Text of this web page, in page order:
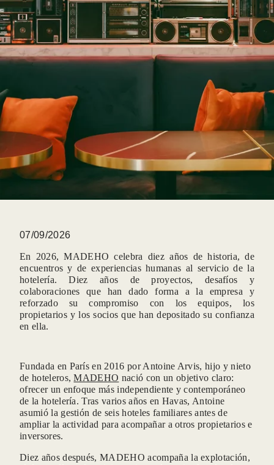
07/09/2026
En 2026, MADEHO celebra diez años de historia, de
encuentros y de experiencias humanas al servicio de la
hotelería. Diez años de proyectos, desafíos y
colaboraciones que han dado forma a la empresa y
reforzado su compromiso con los equipos, los
propietarios y los socios que han depositado su confianza
en ella.
Fundada en París en 2016 por Antoine Arvis, hijo y nieto
de hoteleros,MADEHO nació con un objetivo claro:
ofrecer un enfoque más independiente y contemporáneo
de la hotelería. Tras varios años en Havas, Antoine
asumió la gestión de seis hoteles familiares antes de
ampliar la actividad para acompañar a otros propietarios e
inversores.
Diez años después, MADEHO acompaña la explotación,